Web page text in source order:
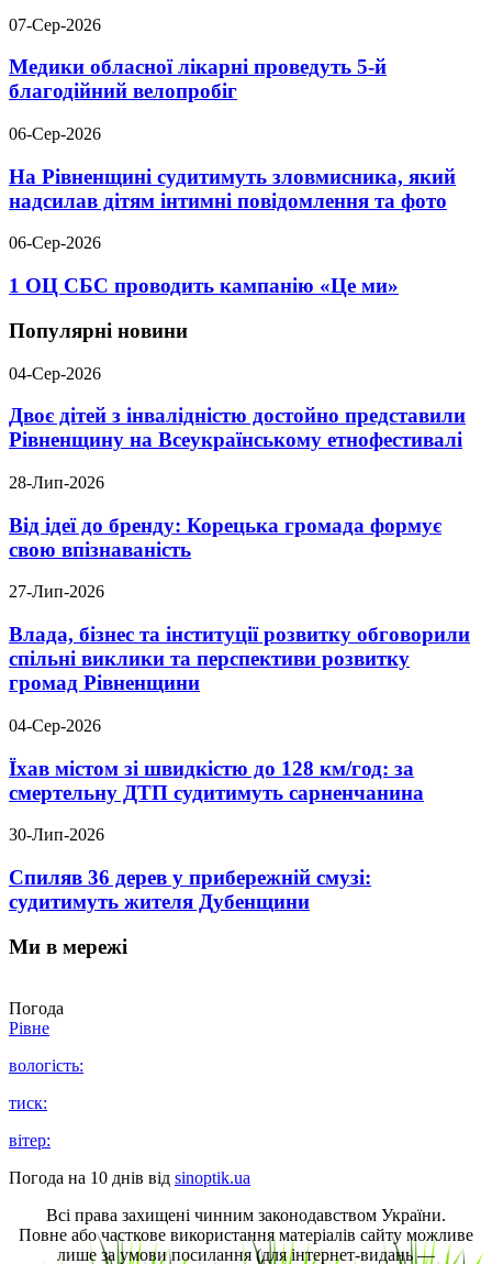
07-Сер-2026
Медики обласної лікарні проведуть 5-й
благодійний велопробіг
06-Сер-2026
На Рівненщині судитимуть зловмисника, який
надсилав дітям інтимні повідомлення та фото
06-Сер-2026
1 ОЦ СБС проводить кампанію «Це ми»
Популярні новини
04-Сер-2026
Двоє дітей з інвалідністю достойно представили
Рівненщину на Всеукраїнському етнофестивалі
28-Лип-2026
Від ідеї до бренду: Корецька громада формує
свою впізнаваність
27-Лип-2026
Влада, бізнес та інституції розвитку обговорили
спільні виклики та перспективи розвитку
громад Рівненщини
04-Сер-2026
Їхав містом зі швидкістю до 128 км/год: за
смертельну ДТП судитимуть сарненчанина
30-Лип-2026
Спиляв 36 дерев у прибережній смузі:
судитимуть жителя Дубенщини
Ми в мережі
Погода
Рівне
вологість:
тиск:
вітер:
Погода на 10 днів від sinoptik.ua
Всі права захищені чинним законодавством України.
Повне або часткове використання матеріалів сайту можливе
лише за умови посилання (для інтернет-видань —